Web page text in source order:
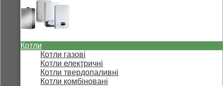
Котли
Котли газові
Котли електричні
Котли твердопаливні
Котли комбіновані